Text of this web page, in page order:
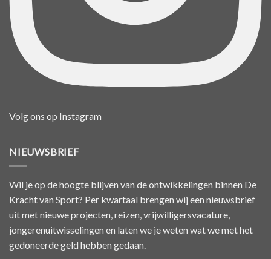
Volg ons op Instagram
NIEUWSBRIEF
Wil je op de hoogte blijven van de ontwikkelingen binnen De
Kracht van Sport? Per kwartaal brengen wij een nieuwsbrief
uit met nieuwe projecten, reizen, vrijwilligersvacature,
jongerenuitwisselingen en laten we je weten wat we met het
gedoneerde geld hebben gedaan.